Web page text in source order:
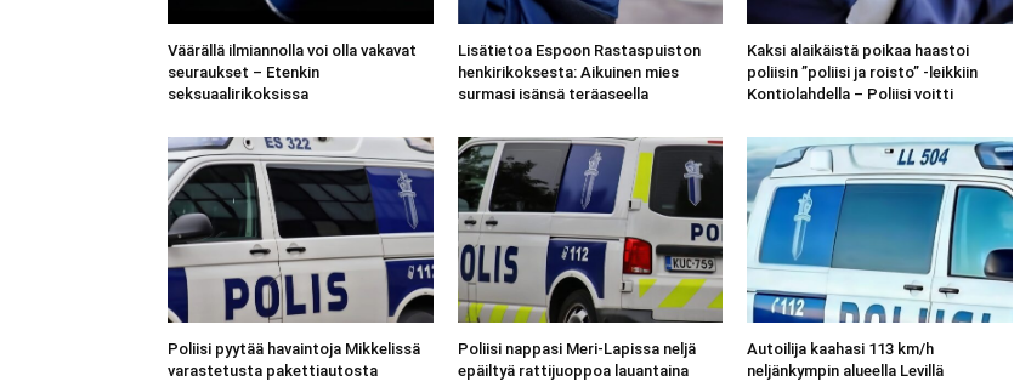
Väärällä ilmiannolla voi olla vakavat
seuraukset – Etenkin
seksuaalirikoksissa
Lisätietoa Espoon Rastaspuiston
henkirikoksesta: Aikuinen mies
surmasi isänsä teräaseella
Kaksi alaikäistä poikaa haastoi
poliisin ”poliisi ja roisto” -leikkiin
Kontiolahdella – Poliisi voitti
Poliisi pyytää havaintoja Mikkelissä
varastetusta pakettiautosta
Poliisi nappasi Meri-Lapissa neljä
epäiltyä rattijuoppoa lauantaina
Autoilija kaahasi 113 km/h
neljänkympin alueella Levillä